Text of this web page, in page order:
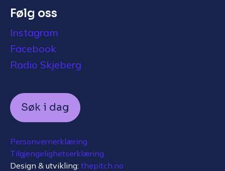
Følg oss
Instagram
Facebook
Radio Skjeberg
Søk i dag
Personvernerklæring
Tilgjengelighetserklæring
Design & utvikling: thepitch.no